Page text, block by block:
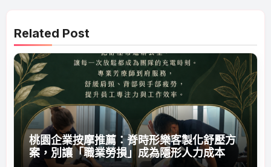
Related Post
桃園企業按摩推薦：脊時形樂客製化舒壓方
案，別讓「職業勞損」成為隱形人力成本